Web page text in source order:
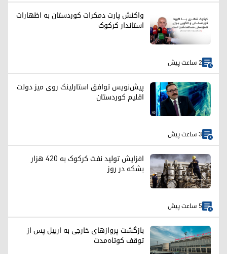
واکنش پارت دمکرات کوردستان به اظهارات
استاندار کرکوک
2 ساعت پیش
پیش‌نویس توافق استارلینک روی میز دولت
اقلیم کوردستان
3 ساعت پیش
افزایش تولید نفت کرکوک به ۴۲۰ هزار
بشکه در روز
5 ساعت پیش
بازگشت پروازهای خارجی به اربیل پس از
توقف کوتاه‌مدت